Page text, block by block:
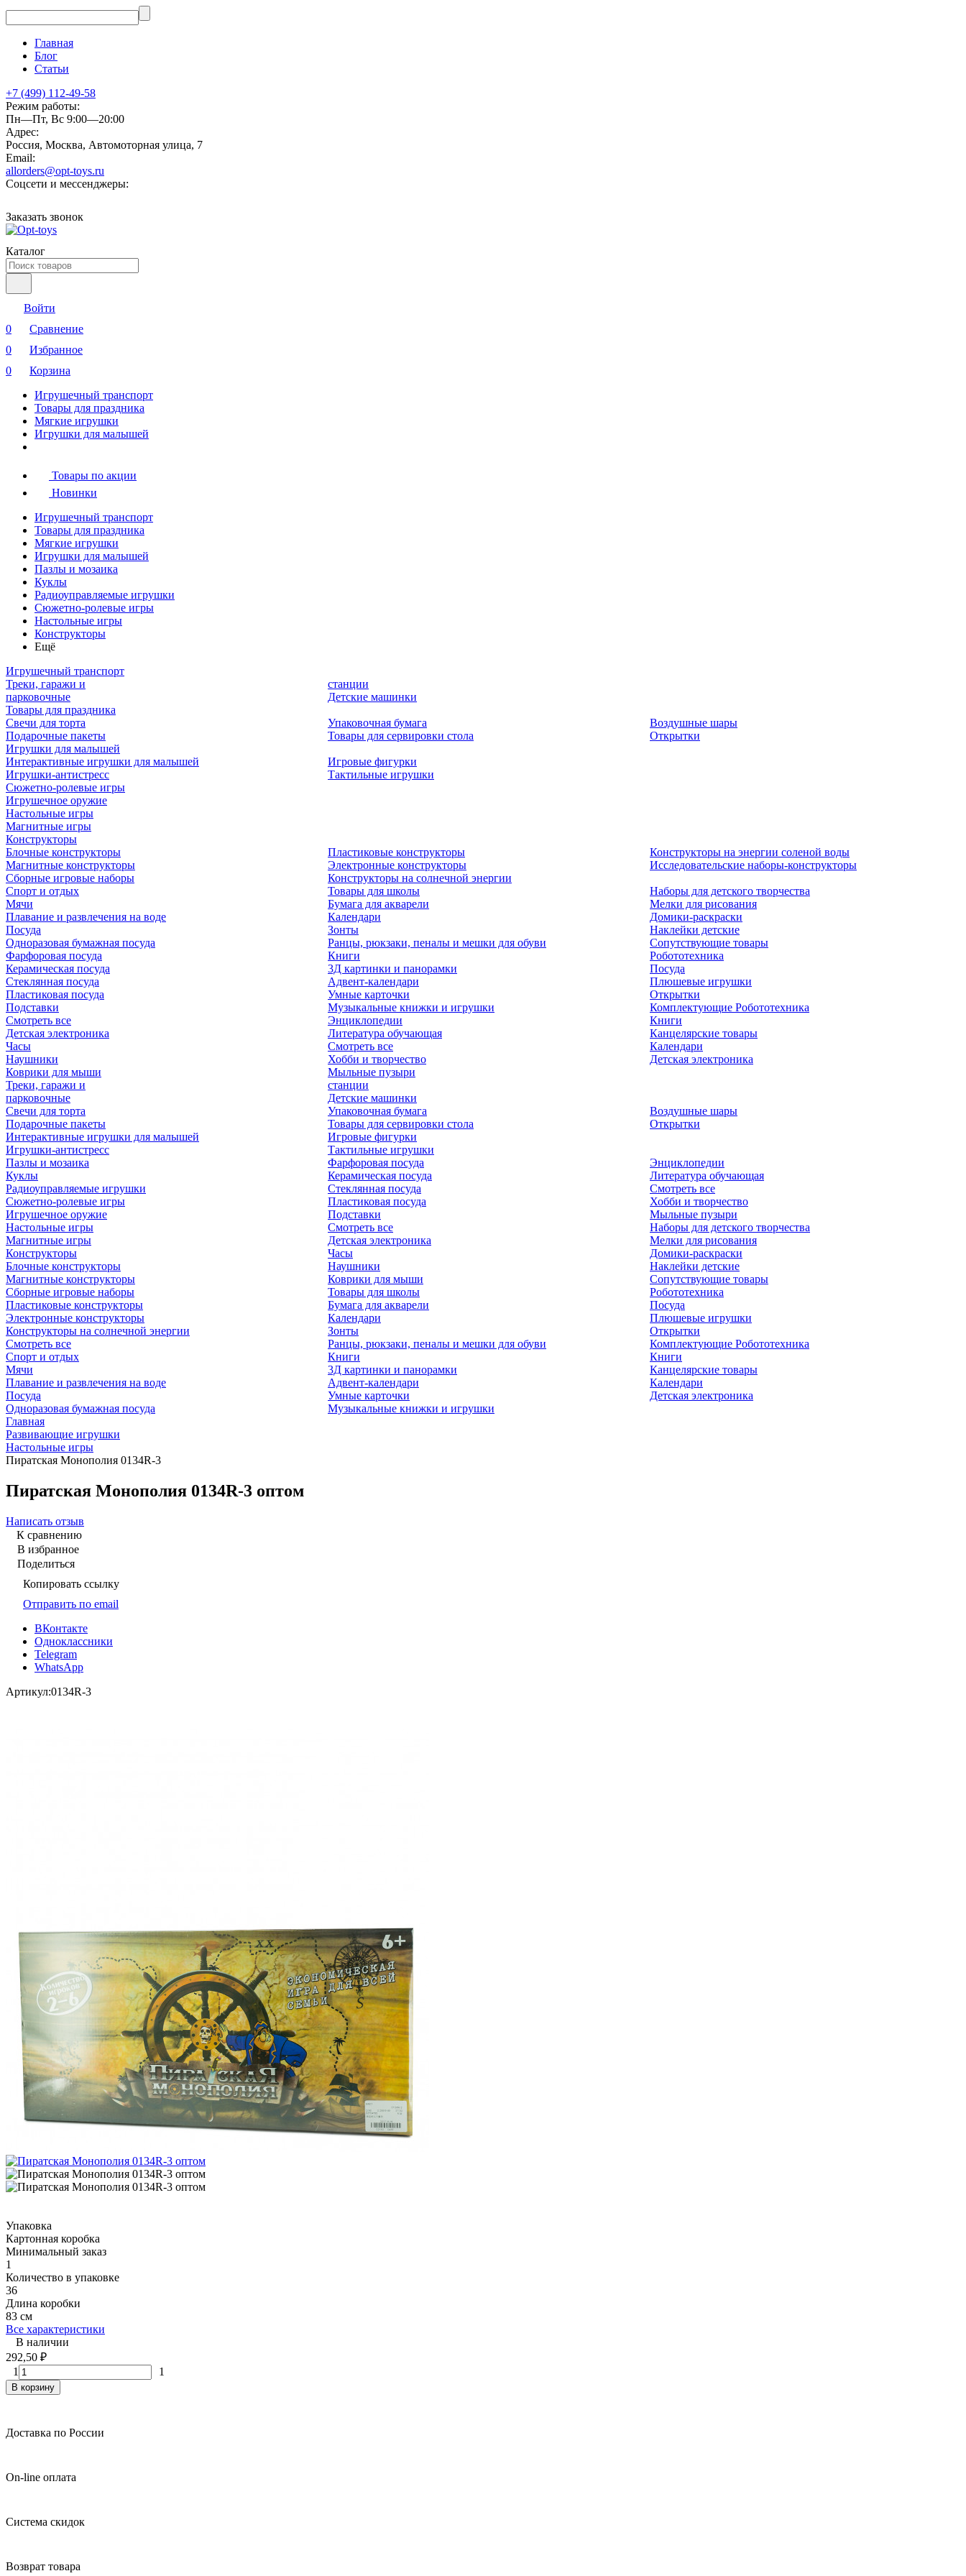
Главная
Блог
Статьи
+7 (499) 112-49-58
Режим работы:
Пн—Пт, Вс 9:00—20:00
Адрес:
Россия, Москва, Автомоторная улица, 7
Email:
allorders@opt-toys.ru
Соцсети и мессенджеры:
Заказать звонок
Каталог
Войти
0
Сравнение
0
Избранное
0
Корзина
Игрушечный транспорт
Товары для праздника
Мягкие игрушки
Игрушки для малышей
Товары по акции
Новинки
Игрушечный транспорт
Товары для праздника
Мягкие игрушки
Игрушки для малышей
Пазлы и мозаика
Куклы
Радиоуправляемые игрушки
Сюжетно-ролевые игры
Настольные игры
Конструкторы
Ещё
Игрушечный транспорт
Треки, гаражи и
парковочные
станции
Детские машинки
Товары для праздника
Свечи для торта
Подарочные пакеты
Упаковочная бумага
Товары для сервировки стола
Воздушные шары
Открытки
Игрушки для малышей
Интерактивные игрушки для малышей
Игрушки-антистресс
Игровые фигурки
Тактильные игрушки
Сюжетно-ролевые игры
Игрушечное оружие
Настольные игры
Магнитные игры
Конструкторы
Блочные конструкторы
Магнитные конструкторы
Сборные игровые наборы
Пластиковые конструкторы
Электронные конструкторы
Конструкторы на солнечной энергии
Конструкторы на энергии соленой воды
Исследовательские наборы-конструкторы
Спорт и отдых
Мячи
Плавание и развлечения на воде
Посуда
Одноразовая бумажная посуда
Фарфоровая посуда
Керамическая посуда
Стеклянная посуда
Пластиковая посуда
Подставки
Смотреть все
Детская электроника
Часы
Наушники
Коврики для мыши
Товары для школы
Бумага для акварели
Календари
Зонты
Ранцы, рюкзаки, пеналы и мешки для обуви
Книги
3Д картинки и панорамки
Адвент-календари
Умные карточки
Музыкальные книжки и игрушки
Энциклопедии
Литература обучающая
Смотреть все
Хобби и творчество
Мыльные пузыри
Наборы для детского творчества
Мелки для рисования
Домики-раскраски
Наклейки детские
Сопутствующие товары
Робототехника
Посуда
Плюшевые игрушки
Открытки
Комплектующие Робототехника
Книги
Канцелярские товары
Календари
Детская электроника
Треки, гаражи и
парковочные
станции
Детские машинки
Свечи для торта
Подарочные пакеты
Упаковочная бумага
Товары для сервировки стола
Воздушные шары
Открытки
Интерактивные игрушки для малышей
Игрушки-антистресс
Игровые фигурки
Тактильные игрушки
Пазлы и мозаика
Куклы
Радиоуправляемые игрушки
Сюжетно-ролевые игры
Игрушечное оружие
Настольные игры
Магнитные игры
Конструкторы
Блочные конструкторы
Магнитные конструкторы
Сборные игровые наборы
Пластиковые конструкторы
Электронные конструкторы
Конструкторы на солнечной энергии
Смотреть все
Спорт и отдых
Мячи
Плавание и развлечения на воде
Посуда
Одноразовая бумажная посуда
Фарфоровая посуда
Керамическая посуда
Стеклянная посуда
Пластиковая посуда
Подставки
Смотреть все
Детская электроника
Часы
Наушники
Коврики для мыши
Товары для школы
Бумага для акварели
Календари
Зонты
Ранцы, рюкзаки, пеналы и мешки для обуви
Книги
3Д картинки и панорамки
Адвент-календари
Умные карточки
Музыкальные книжки и игрушки
Энциклопедии
Литература обучающая
Смотреть все
Хобби и творчество
Мыльные пузыри
Наборы для детского творчества
Мелки для рисования
Домики-раскраски
Наклейки детские
Сопутствующие товары
Робототехника
Посуда
Плюшевые игрушки
Открытки
Комплектующие Робототехника
Книги
Канцелярские товары
Календари
Детская электроника
Главная
Развивающие игрушки
Настольные игры
Пиратская Монополия 0134R-3
Пиратская Монополия 0134R-3 оптом
Написать отзыв
К сравнению
В избранное
Поделиться
Копировать ссылку
Отправить по email
ВКонтакте
Одноклассники
Telegram
WhatsApp
Артикул:0134R-3
Упаковка
Картонная коробка
Минимальный заказ
1
Количество в упаковке
36
Длина коробки
83 см
Все характеристики
В наличии
292,50 ₽
1
1
В корзину
Доставка по России
On-line оплата
Система скидок
Возврат товара